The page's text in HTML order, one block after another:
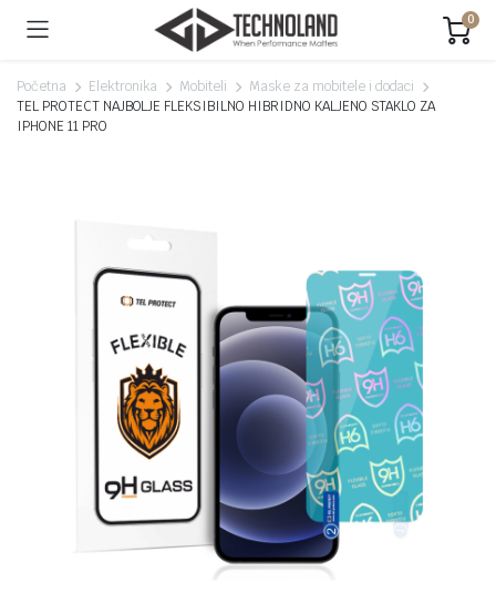
0
Početna Elektronika Mobiteli
Maske za mobitele i dodaci
TEL PROTECT NAJBOLJE FLEKSIBILNO HIBRIDNO KALJENO STAKLO ZA
IPHONE 11 PRO